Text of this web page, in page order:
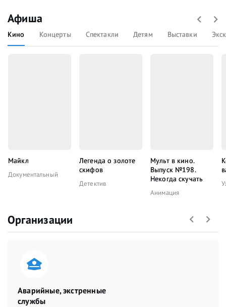
Афиша
Кино Концерты Спектакли Детям Выставки
Майкл
Документальный
Легенда о золоте
скифов
Детектив
Мульт в кино.
Выпуск №198.
Некогда скучать
Анимация
Организации
Аварийные, экстренные
службы